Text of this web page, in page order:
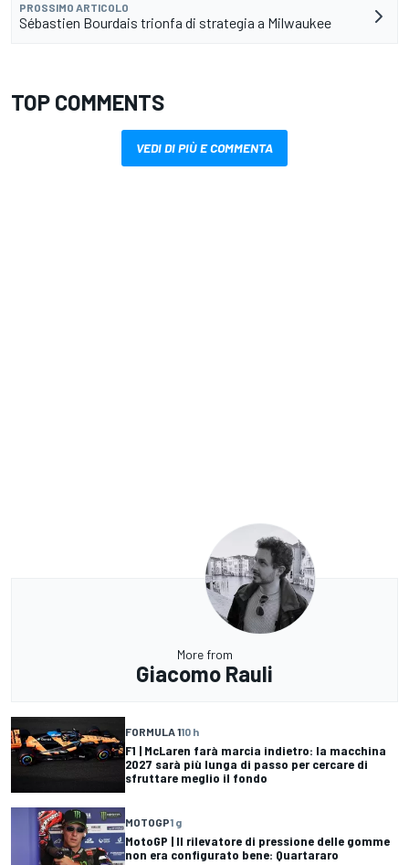
PROSSIMO ARTICOLO
Sébastien Bourdais trionfa di strategia a Milwaukee
TOP COMMENTS
VEDI DI PIÙ E COMMENTA
More from
Giacomo Rauli
FORMULA 110 h
F1 | McLaren farà marcia indietro: la macchina
2027 sarà più lunga di passo per cercare di
sfruttare meglio il fondo
MOTOGP1 g
MotoGP | Il rilevatore di pressione delle gomme
non era configurato bene: Quartararo